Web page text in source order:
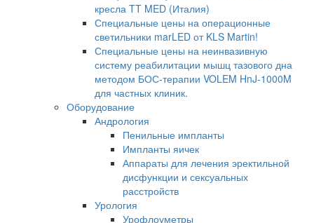
кресла TT MED (Италия)
Специальные цены на операционные
светильники marLED от KLS Martin!
Специальные цены на неинвазивную
систему реабилитации мышц тазового дна
методом БОС-терапии VOLEM HnJ-1000M
для частных клиник.
Оборудование
Андрология
Пенильные импланты
Импланты яичек
Аппараты для лечения эректильной
дисфункции и сексуальных
расстройств
Урология
Урофлоуметры